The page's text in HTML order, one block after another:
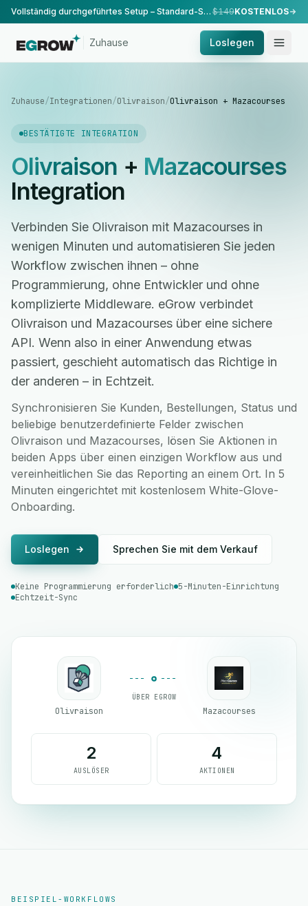
Vollständig durchgeführtes Setup – Standard-Setup, durchgeführt von unserem Team. $149KOSTENLOS
Zuhause Loslegen
Zuhause/Integrationen/Olivraison/Olivraison + Mazacourses
BESTÄTIGTE INTEGRATION
Olivraison + Mazacourses
Integration
Verbinden Sie Olivraison mit Mazacourses in
wenigen Minuten und automatisieren Sie jeden
Workflow zwischen ihnen – ohne
Programmierung, ohne Entwickler und ohne
komplizierte Middleware. eGrow verbindet
Olivraison und Mazacourses über eine sichere
API. Wenn also in einer Anwendung etwas
passiert, geschieht automatisch das Richtige in
der anderen – in Echtzeit.
Synchronisieren Sie Kunden, Bestellungen, Status und
beliebige benutzerdefinierte Felder zwischen
Olivraison und Mazacourses, lösen Sie Aktionen in
beiden Apps über einen einzigen Workflow aus und
vereinheitlichen Sie das Reporting an einem Ort. In 5
Minuten eingerichtet mit kostenlosem White-Glove-
Onboarding.
Loslegen Sprechen Sie mit dem Verkauf
Keine Programmierung erforderlich 5-Minuten-Einrichtung
Echtzeit-Sync
Olivraison
ÜBER EGROW
Mazacourses
2
AUSLÖSER
4
AKTIONEN
BEISPIEL-WORKFLOWS